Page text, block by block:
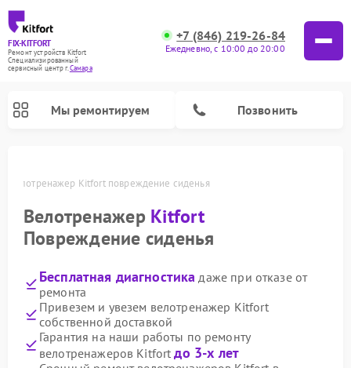
FIX-KITFORT
Ремонт устройств Kitfort
Специализированный
cервисный центр г.Самара
+7 (846) 219-26-84
Ежедневно, с 10:00 до 20:00
Мы ремонтируем Позвонить
Велотренажер Kitfort повреждение сиденья
Велотренажер Kitfort
Повреждение сиденья
Бесплатная диагностика даже при отказе от
ремонта
Привезем и увезем велотренажер Kitfort
собственной доставкой
Гарантия на наши работы по ремонту
велотренажеров Kitfortдо 3-х лет